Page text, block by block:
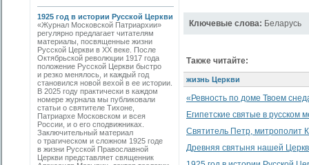
1925 год в истории Русской Церкви
«Журнал Московской Патриархии»
регулярно предлагает читателям
материалы, посвященные жизни
Русской Церкви в ХХ веке. После
Октябрьской революции 1917 года
положение Русской Церкви быстро
и резко менялось, и каждый год
становился новой вехой в ее истории.
В 2025 году практически в каждом
номере журнала мы публиковали
статьи о святителе Тихоне,
Патриархе Московском и всея
России, и о его сподвижниках.
Заключительный материал
о трагическом и сложном 1925 годе
в жизни Русской Православной
Церкви представляет священник
Ключевые слова: Беларусь
Также читайте:
жизнь Церкви
«Ревность по доме Твоем
Египетские святые в русском
Святитель Петр, митрополит
Древняя святыня нашей